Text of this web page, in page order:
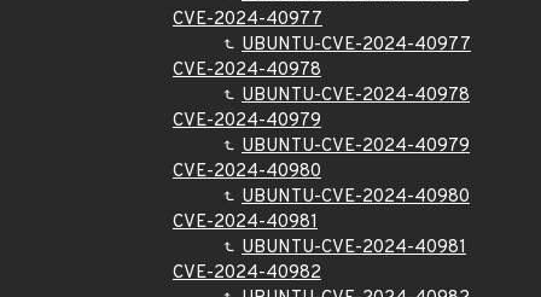
CVE-2024-40977
UBUNTU-CVE-2024-40977
CVE-2024-40978
UBUNTU-CVE-2024-40978
CVE-2024-40979
UBUNTU-CVE-2024-40979
CVE-2024-40980
UBUNTU-CVE-2024-40980
CVE-2024-40981
UBUNTU-CVE-2024-40981
CVE-2024-40982